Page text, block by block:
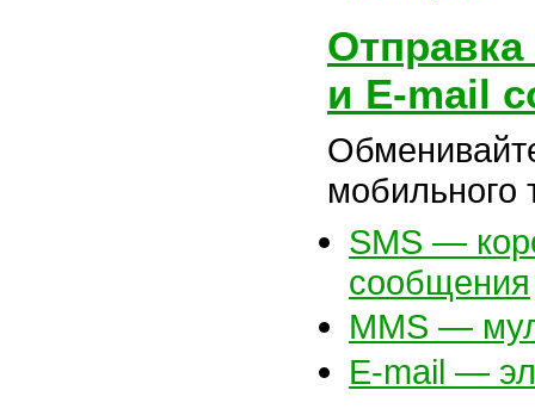
Отправка
и E-mail
мобильного
SMS —
сообщения
MMS —
E-mail —